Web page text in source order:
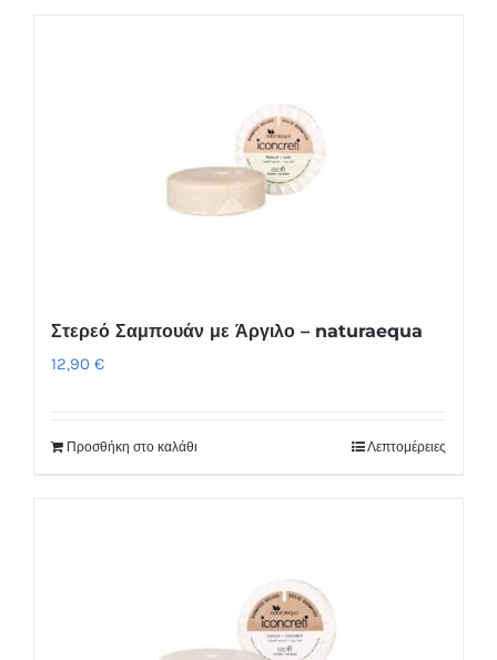
Στερεό Σαμπουάν με Άργιλο – naturaequa
12,90 €
Προσθήκη στο καλάθι Λεπτομέρειες